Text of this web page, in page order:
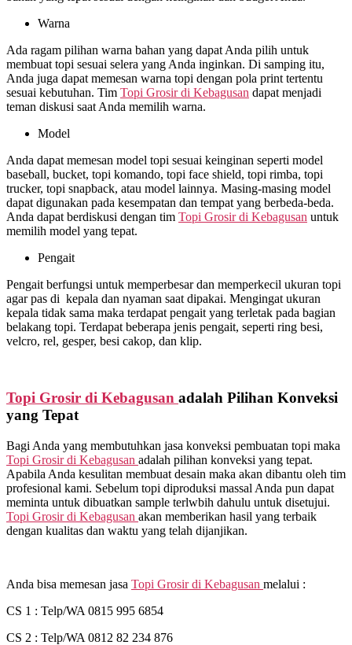
Warna
Ada ragam pilihan warna bahan yang dapat Anda pilih untuk
membuat topi sesuai selera yang Anda inginkan. Di samping itu,
Anda juga dapat memesan warna topi dengan pola print tertentu
sesuai kebutuhan. Tim Topi Grosir di Kebagusan dapat menjadi
teman diskusi saat Anda memilih warna.
Model
Anda dapat memesan model topi sesuai keinginan seperti model
baseball, bucket, topi komando, topi face shield, topi rimba, topi
trucker, topi snapback, atau model lainnya. Masing-masing model
dapat digunakan pada kesempatan dan tempat yang berbeda-beda.
Anda dapat berdiskusi dengan tim Topi Grosir di Kebagusan untuk
memilih model yang tepat.
Pengait
Pengait berfungsi untuk memperbesar dan memperkecil ukuran topi
agar pas di kepala dan nyaman saat dipakai. Mengingat ukuran
kepala tidak sama maka terdapat pengait yang terletak pada bagian
belakang topi. Terdapat beberapa jenis pengait, seperti ring besi,
velcro, rel, gesper, besi cakop, dan klip.
Topi Grosir di Kebagusan adalah Pilihan Konveksi
yang Tepat
Bagi Anda yang membutuhkan jasa konveksi pembuatan topi maka
Topi Grosir di Kebagusan adalah pilihan konveksi yang tepat.
Apabila Anda kesulitan membuat desain maka akan dibantu oleh tim
profesional kami. Sebelum topi diproduksi massal Anda pun dapat
meminta untuk dibuatkan sample terlwbih dahulu untuk disetujui.
Topi Grosir di Kebagusan akan memberikan hasil yang terbaik
dengan kualitas dan waktu yang telah dijanjikan.
Anda bisa memesan jasa Topi Grosir di Kebagusan melalui :
CS 1 : Telp/WA 0815 995 6854
CS 2 : Telp/WA 0812 82 234 876